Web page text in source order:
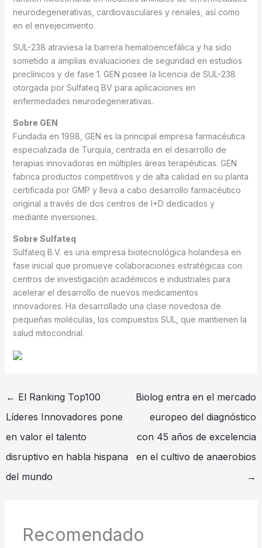
neurodegenerativas, cardiovasculares y renales, así como
en el envejecimiento.
SUL-238 atraviesa la barrera hematoencefálica y ha sido
sometido a amplias evaluaciones de seguridad en estudios
preclínicos y de fase 1. GEN posee la licencia de SUL-238
otorgada por Sulfateq BV para aplicaciones en
enfermedades neurodegenerativas.
Sobre GEN
Fundada en 1998, GEN es la principal empresa farmacéutica
especializada de Turquía, centrada en el desarrollo de
terapias innovadoras en múltiples áreas terapéuticas. GEN
fabrica productos competitivos y de alta calidad en su planta
certificada por GMP y lleva a cabo desarrollo farmacéutico
original a través de dos centros de I+D dedicados y
mediante inversiones.
Sobre Sulfateq
Sulfateq B.V. es una empresa biotecnológica holandesa en
fase inicial que promueve colaboraciones estratégicas con
centros de investigación académicos e industriales para
acelerar el desarrollo de nuevos medicamentos
innovadores. Ha desarrollado una clase novedosa de
pequeñas moléculas, los compuestos SUL, que mantienen la
salud mitocondrial.
← El Ranking Top100
Líderes Innovadores pone
en valor el talento
disruptivo en habla hispana
del mundo
Biolog entra en el mercado
europeo del diagnóstico
con 45 años de excelencia
en el cultivo de anaerobios
→
Recomendado